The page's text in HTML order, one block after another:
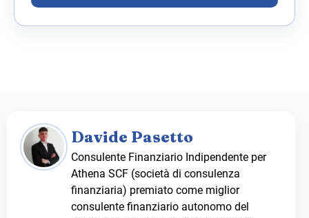
Davide Pasetto
Consulente Finanziario Indipendente per
Athena SCF (società di consulenza
finanziaria) premiato come miglior
consulente finanziario autonomo del